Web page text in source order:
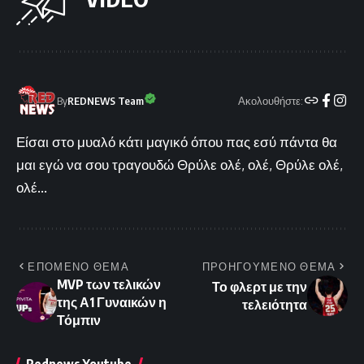
ByREDNEWS Team Ακολουθήστε:
Είσαι στο μυαλό κάτι μαγικό όπου πας εσύ πάντα θα
μαι εγώ να σου τραγουδώ Θρύλε ολέ, ολέ, Θρύλε ολέ,
ολέ...
ΕΠΟΜΕΝΟ ΘΕΜΑ
MVP των τελικών
της Α1 Γυναικών η
Τόμπιν
ΠΡΟΗΓΟΥΜΕΝΟ ΘΕΜΑ
Το φλερτ με την
τελειότητα